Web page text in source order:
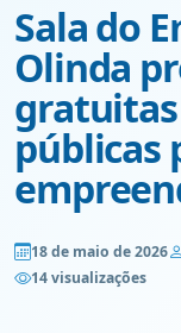
Sala do
Olinda
públicas
18 de maio de 2026
14 visualizações